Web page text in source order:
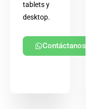
tablets y
desktop.
Contáctanos